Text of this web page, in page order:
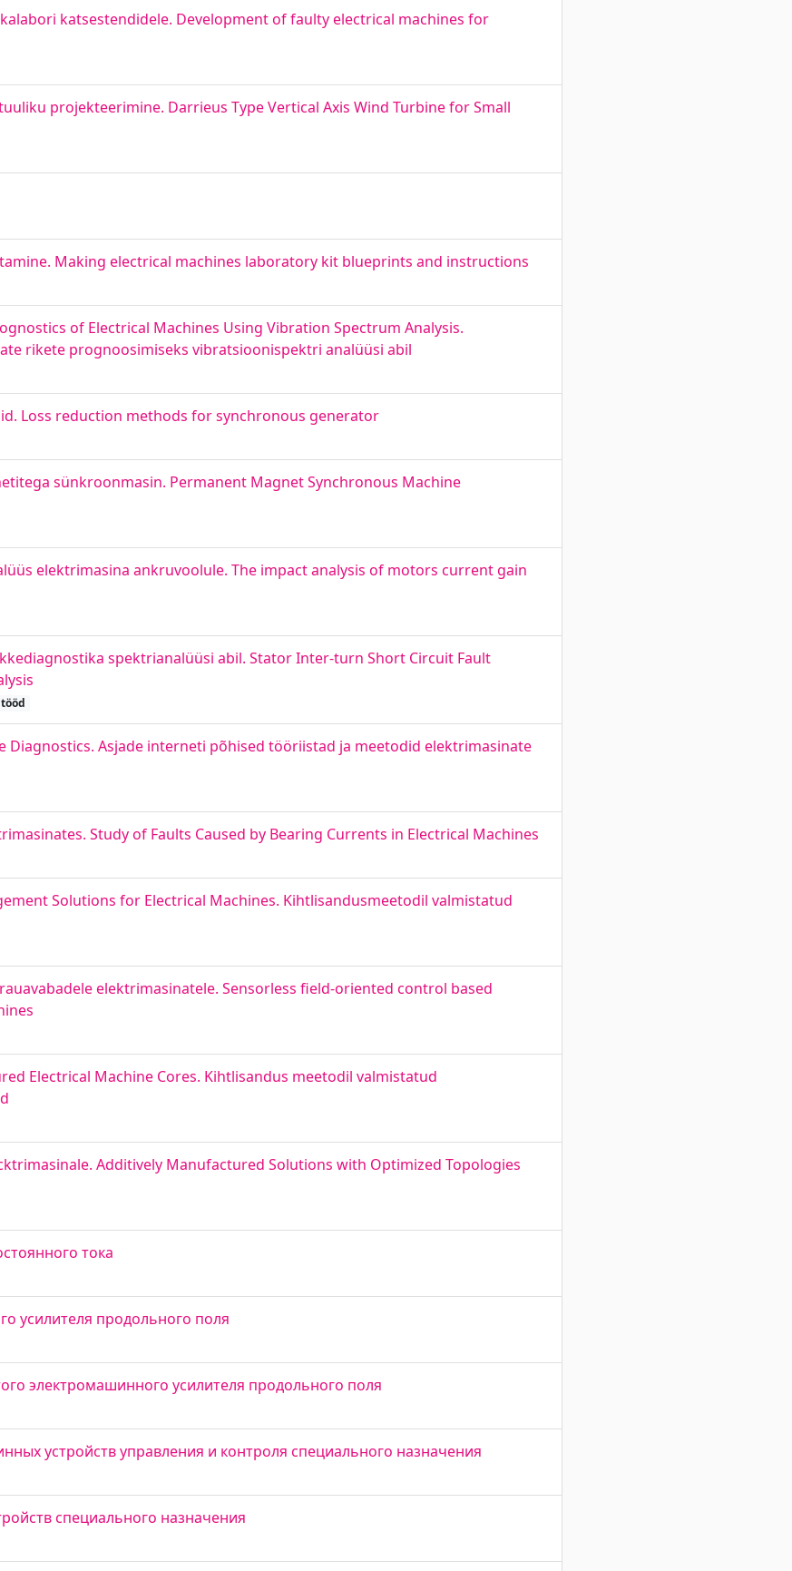
katsestendidele. Development of faulty electrical machines for
projekteerimine. Darrieus Type Vertical Axis Wind Turbine for Small
Making electrical machines laboratory kit blueprints and instructions
of Electrical Machines Using Vibration Spectrum Analysis.
rikete prognoosimiseks vibratsioonispektri analüüsi abil
Loss reduction methods for synchronous generator
sünkroonmasin. Permanent Magnet Synchronous Machine
elektrimasina ankruvoolule. The impact analysis of motors current gain
spektrianalüüsi abil. Stator Inter-turn Short Circuit Fault
Diagnostics. Asjade interneti põhised tööriistad ja meetodid elektrimasinate
Study of Faults Caused by Bearing Currents in Electrical Machines
Solutions for Electrical Machines. Kihtlisandusmeetodil valmistatud
elektrimasinatele. Sensorless field-oriented control based
Electrical Machine Cores. Kihtlisandus meetodil valmistatud
Additively Manufactured Solutions with Optimized Topologies
тока
усилителя продольного поля
электромашинного усилителя продольного поля
устройств управления и контроля специального назначения
специального назначения